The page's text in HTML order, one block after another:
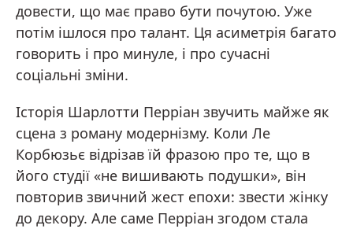
довести, що має право бути почутою. Уже
потім ішлося про талант. Ця асиметрія багато
говорить і про минуле, і про сучасні
соціальні зміни.
Історія Шарлотти Перріан звучить майже як
сцена з роману модернізму. Коли Ле
Корбюзьє відрізав їй фразою про те, що в
його студії «не вишивають подушки», він
повторив звичний жест епохи: звести жінку
до декору. Але саме Перріан згодом стала